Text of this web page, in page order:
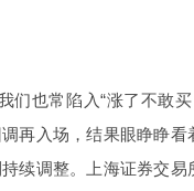
们也常陷入“涨了不敢
再入场，结果眼睁睁
续调整。上海证券交